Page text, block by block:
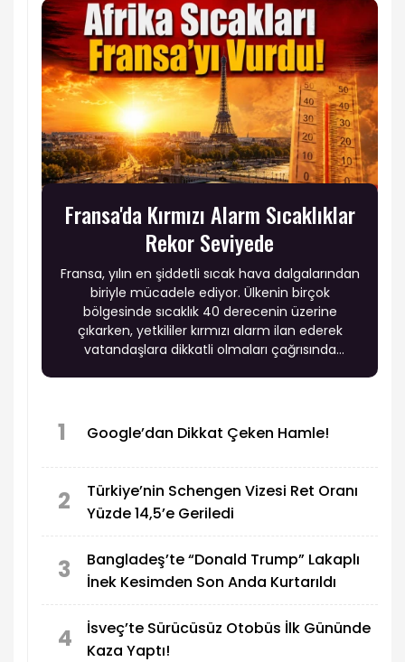
Fransa'da Kırmızı Alarm Sıcaklıklar
Rekor Seviyede
Fransa, yılın en şiddetli sıcak hava dalgalarından
biriyle mücadele ediyor. Ülkenin birçok
bölgesinde sıcaklık 40 derecenin üzerine
çıkarken, yetkililer kırmızı alarm ilan ederek
vatandaşlara dikkatli olmaları çağrısında
1 Google’dan Dikkat Çeken Hamle!
2
Türkiye’nin Schengen Vizesi Ret Oranı
Yüzde 14,5’e Geriledi
3
Bangladeş’te “Donald Trump” Lakaplı
İnek Kesimden Son Anda Kurtarıldı
4
İsveç’te Sürücüsüz Otobüs İlk Gününde
Kaza Yaptı!